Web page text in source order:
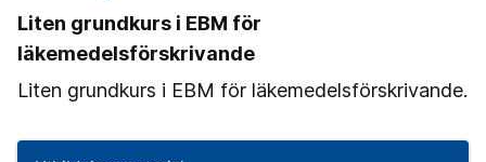
Liten grundkurs i EBM för
läkemedelsförskrivande
Liten grundkurs i EBM för läkemedelsförskrivande.